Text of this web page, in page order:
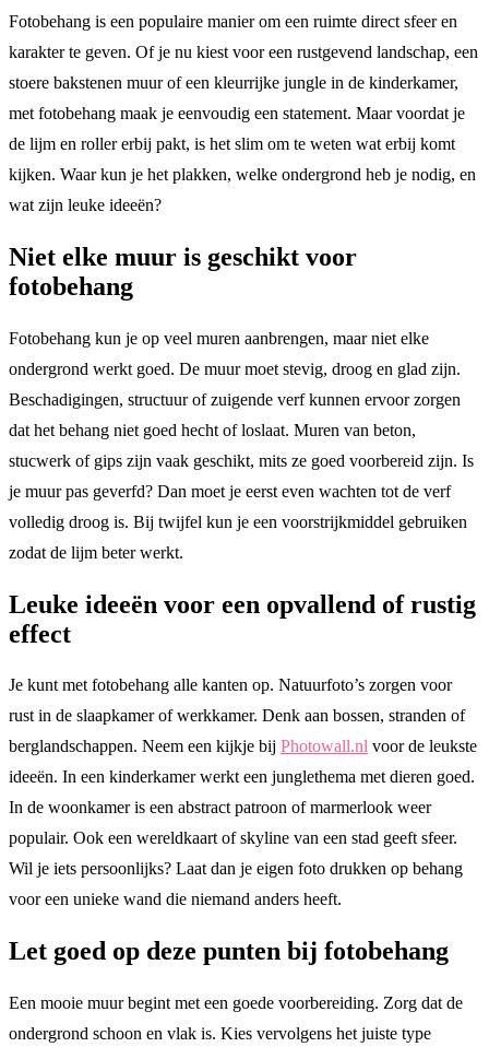
Fotobehang is een populaire manier om een ruimte direct sfeer en
karakter te geven. Of je nu kiest voor een rustgevend landschap, een
stoere bakstenen muur of een kleurrijke jungle in de kinderkamer,
met fotobehang maak je eenvoudig een statement. Maar voordat je
de lijm en roller erbij pakt, is het slim om te weten wat erbij komt
kijken. Waar kun je het plakken, welke ondergrond heb je nodig, en
wat zijn leuke ideeën?
Niet elke muur is geschikt voor
fotobehang
Fotobehang kun je op veel muren aanbrengen, maar niet elke
ondergrond werkt goed. De muur moet stevig, droog en glad zijn.
Beschadigingen, structuur of zuigende verf kunnen ervoor zorgen
dat het behang niet goed hecht of loslaat. Muren van beton,
stucwerk of gips zijn vaak geschikt, mits ze goed voorbereid zijn. Is
je muur pas geverfd? Dan moet je eerst even wachten tot de verf
volledig droog is. Bij twijfel kun je een voorstrijkmiddel gebruiken
zodat de lijm beter werkt.
Leuke ideeën voor een opvallend of rustig
effect
Je kunt met fotobehang alle kanten op. Natuurfoto’s zorgen voor
rust in de slaapkamer of werkkamer. Denk aan bossen, stranden of
berglandschappen. Neem een kijkje bij Photowall.nl voor de leukste
ideeën. In een kinderkamer werkt een junglethema met dieren goed.
In de woonkamer is een abstract patroon of marmerlook weer
populair. Ook een wereldkaart of skyline van een stad geeft sfeer.
Wil je iets persoonlijks? Laat dan je eigen foto drukken op behang
voor een unieke wand die niemand anders heeft.
Let goed op deze punten bij fotobehang
Een mooie muur begint met een goede voorbereiding. Zorg dat de
ondergrond schoon en vlak is. Kies vervolgens het juiste type